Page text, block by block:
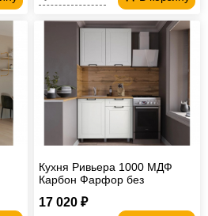
Кухня Ривьера 1000 МДФ
Карбон Фарфор без
17 020 ₽